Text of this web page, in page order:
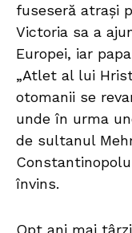
fuseseră atrași
Victoria sa a
Europei, iar
„Atlet al lui
otomanii se
unde în urma
de sultanul
învins.
Opt ani mai